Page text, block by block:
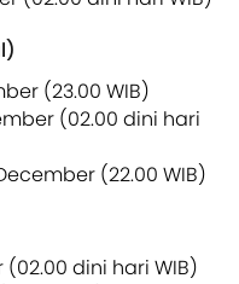
(23.00 WIB)
(02.00 dini hari
(22.00 WIB)
dini hari WIB)